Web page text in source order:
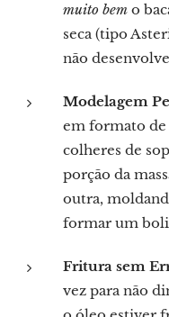
muito bem o
seca (tipo
não
Modelagem
em formato de
colheres de
porção da
outra,
formar um
Fritura sem
vez para não